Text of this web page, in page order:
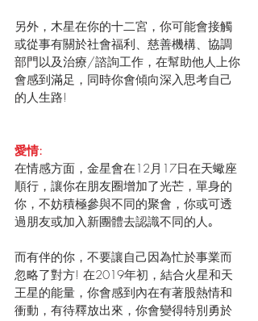
另外，木星在你的十二宮，你可能會接觸
或從事有關於社會福利、慈善機構、協調
部門以及治療/諮詢工作，在幫助他人上你
會感到滿足，同時你會傾向深入思考自己
的人生路!
愛情:
在情感方面，金星會在12月17日在天蠍座
順行，讓你在朋友圈增加了光芒，單身的
你，不妨積極參與不同的聚會，你或可透
過朋友或加入新團體去認識不同的人｡
而有伴的你，不要讓自己因為忙於事業而
忽略了對方! 在2019年初，結合火星和天
王星的能量，你會感到內在有著股熱情和
衝動，有待釋放出來，你會變得特別勇於